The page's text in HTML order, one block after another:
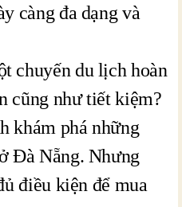
càng đa dạng và
chuyến du lịch hoàn
cũng như tiết kiệm?
khám phá những
Đà Nẵng. Nhưng
điều kiện để mua